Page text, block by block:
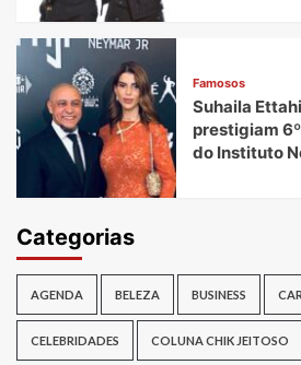
Famosos
Suhaila
prestigiam
do Instituto
Categorias
AGENDA BELEZA BUSINESS
CELEBRIDADES COLUNA CHIK JEITOSO